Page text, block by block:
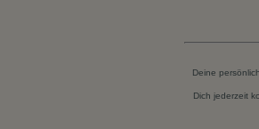
Deine
Dich jederzeit